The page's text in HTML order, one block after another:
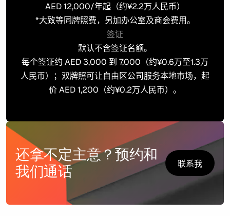
AED 12,000/年起（约¥2.2万人民币）
*大致等同牌照费，另加办公室及商会费用。
签证
默认不含签证名额。
每个签证约 AED 3,000 到 7,000（约¥0.6万至1.3万
人民币）；双牌照可让自由区公司服务本地市场，起
价 AED 1,200（约¥0.2万人民币）。
还拿不定主意？预约和
我们通话
联系我
们
联系我
们